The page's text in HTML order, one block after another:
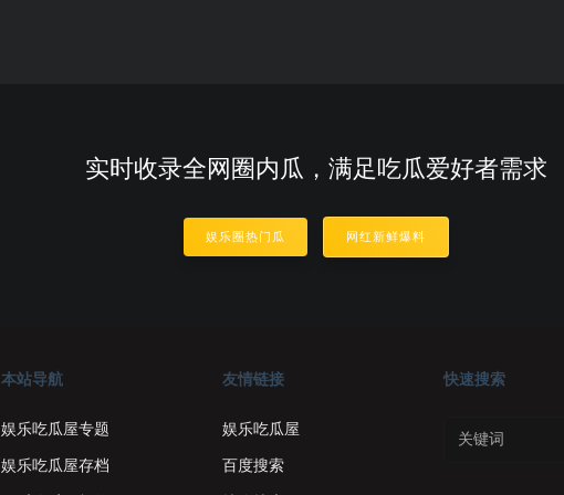
实时收录全网圈内瓜，满足吃瓜爱好者需求
娱乐圈热门瓜 网红新鲜爆料
本站导航
娱乐吃瓜屋专题
娱乐吃瓜屋存档
友情链接
娱乐吃瓜屋
百度搜索
快速搜索